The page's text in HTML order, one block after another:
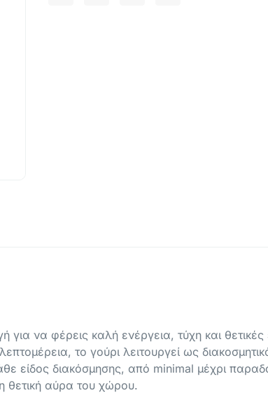
για να φέρεις καλή ενέργεια, τύχη και
το γούρι λειτουργεί ως
είδος διακόσμησης, από minimal μέχρι
θετική αύρα του χώρου.